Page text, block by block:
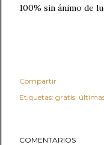
100% sin ánimo de
Compartir
Etiquetas: gratis
COMENTARIOS